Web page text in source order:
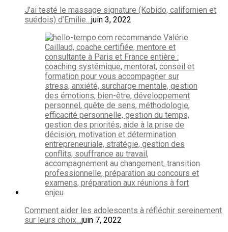
J’ai testé le massage signature (Kobido, californien et
suédois) d’Emilie…juin 3, 2022
Comment aider les adolescents à réfléchir sereinement
sur leurs choix…juin 7, 2022